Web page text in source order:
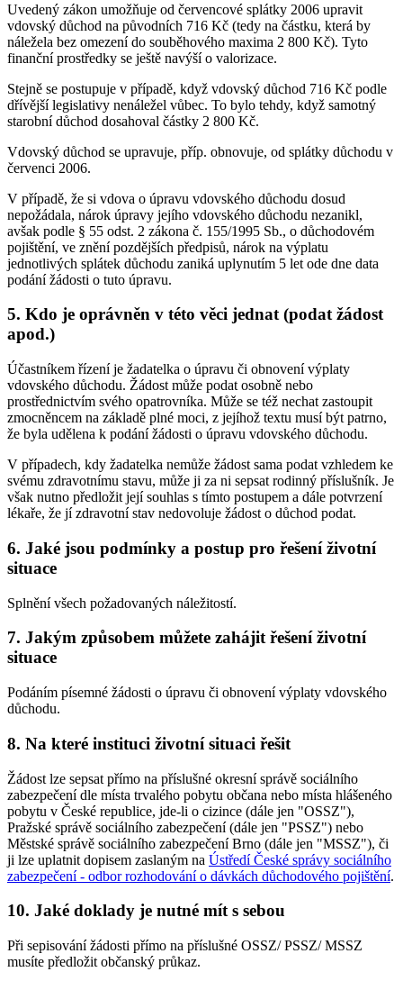
Uvedený zákon umožňuje od červencové splátky 2006 upravit
vdovský důchod na původních 716 Kč (tedy na částku, která by
náležela bez omezení do souběhového maxima 2 800 Kč). Tyto
finanční prostředky se ještě navýší o valorizace.
Stejně se postupuje v případě, když vdovský důchod 716 Kč podle
dřívější legislativy nenáležel vůbec. To bylo tehdy, když samotný
starobní důchod dosahoval částky 2 800 Kč.
Vdovský důchod se upravuje, příp. obnovuje, od splátky důchodu v
červenci 2006.
V případě, že si vdova o úpravu vdovského důchodu dosud
nepožádala, nárok úpravy jejího vdovského důchodu nezanikl,
avšak podle § 55 odst. 2 zákona č. 155/1995 Sb., o důchodovém
pojištění, ve znění pozdějších předpisů, nárok na výplatu
jednotlivých splátek důchodu zaniká uplynutím 5 let ode dne data
podání žádosti o tuto úpravu.
5. Kdo je oprávněn v této věci jednat (podat žádost
apod.)
Účastníkem řízení je žadatelka o úpravu či obnovení výplaty
vdovského důchodu. Žádost může podat osobně nebo
prostřednictvím svého opatrovníka. Může se též nechat zastoupit
zmocněncem na základě plné moci, z jejíhož textu musí být patrno,
že byla udělena k podání žádosti o úpravu vdovského důchodu.
V případech, kdy žadatelka nemůže žádost sama podat vzhledem ke
svému zdravotnímu stavu, může ji za ni sepsat rodinný příslušník. Je
však nutno předložit její souhlas s tímto postupem a dále potvrzení
lékaře, že jí zdravotní stav nedovoluje žádost o důchod podat.
6. Jaké jsou podmínky a postup pro řešení životní
situace
Splnění všech požadovaných náležitostí.
7. Jakým způsobem můžete zahájit řešení životní
situace
Podáním písemné žádosti o úpravu či obnovení výplaty vdovského
důchodu.
8. Na které instituci životní situaci řešit
Žádost lze sepsat přímo na příslušné okresní správě sociálního
zabezpečení dle místa trvalého pobytu občana nebo místa hlášeného
pobytu v České republice, jde-li o cizince (dále jen "OSSZ"),
Pražské správě sociálního zabezpečení (dále jen "PSSZ") nebo
Městské správě sociálního zabezpečení Brno (dále jen "MSSZ"), či
ji lze uplatnit dopisem zaslaným na Ústředí České správy sociálního
zabezpečení - odbor rozhodování o dávkách důchodového pojištění.
10. Jaké doklady je nutné mít s sebou
Při sepisování žádosti přímo na příslušné OSSZ/ PSSZ/ MSSZ
musíte předložit občanský průkaz.